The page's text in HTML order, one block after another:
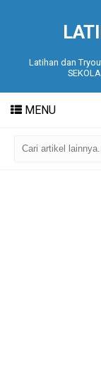
Latihan dan
MENU